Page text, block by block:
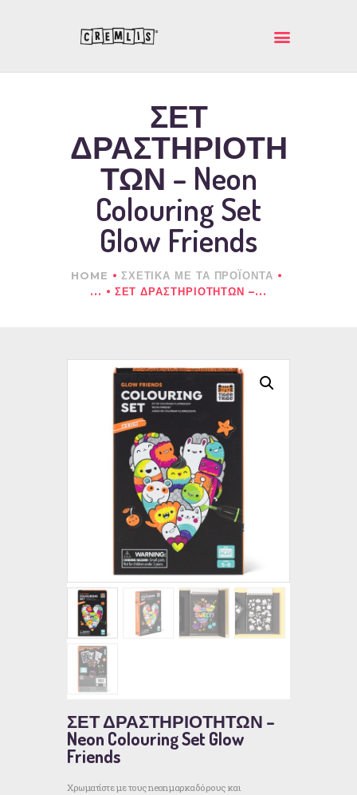
ΣΕΤ
ΔΡΑΣΤΗΡΙΟΤΗ
ΤΩΝ – Neon
Colouring Set
Glow Friends
HOME
ΣΧΕΤΙΚΑ ΜΕ ΤΑ ΠΡΟΪΟΝΤΑ
...
ΣΕΤ ΔΡΑΣΤΗΡΙΟΤΗΤΩΝ –...
ΚΡΕΜΛΗΣ ΙΚΕ
ΕΤΑΙΡΕΙΑ
ΠΡΟΪΟΝΤΑ
ΕΠΙΚΟΙΝΩΝΙΑ
ΣΕΤ ΔΡΑΣΤΗΡΙΟΤΗΤΩΝ –
Neon Colouring Set Glow
Friends
Χρωματίστε με τουςneon μαρκαδόρους και